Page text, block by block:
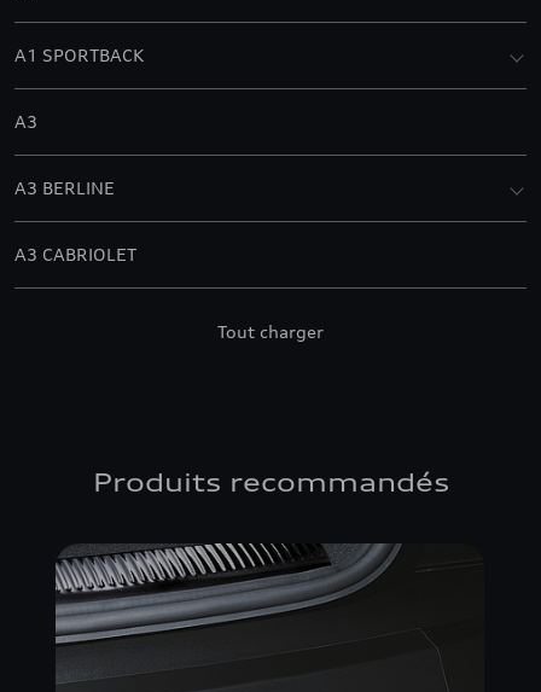
A1 SPORTBACK
A3
A3 BERLINE
A3 CABRIOLET
R8 COUPÉ
Tout charger
Produits recommandés